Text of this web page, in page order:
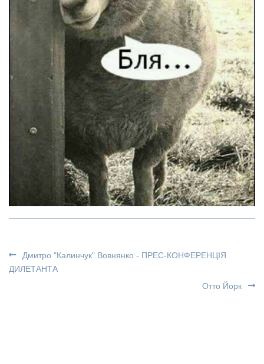
Дмитро "Калинчук" Вовнянко - ПРЕС-КОНФЕРЕНЦІЯ
ДИЛЕТАНТА
Отто Йорк